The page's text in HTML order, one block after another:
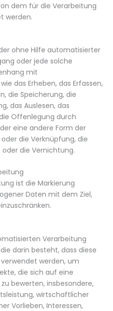
dem für die Verarbeitung
werden.
ohne Hilfe automatisierter
oder jede solche
mit
das Erheben, das Erfassen,
die Speicherung, die
das Auslesen, das
Offenlegung durch
eine andere Form der
die Verknüpfung, die
oder die Vernichtung.
ist die Markierung
Daten mit dem Ziel,
Verarbeitung
darin besteht, dass diese
werden, um
die sich auf eine
bewerten, insbesondere,
wirtschaftlicher
Vorlieben, Interessen,